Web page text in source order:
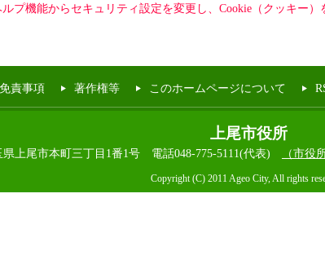
プ機能からセキュリティ設定を変更し、Cookie（クッキー）
免責事項 著作権等 このホームページについて
上尾市役所
県上尾市本町三丁目1番1号 電話048-775-5111(代表) （市役
Copyright (C) 2011 Ageo City, All rights